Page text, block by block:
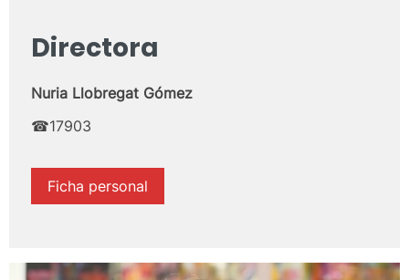
Directora
Nuria Llobregat Gómez
☎17903
Ficha personal